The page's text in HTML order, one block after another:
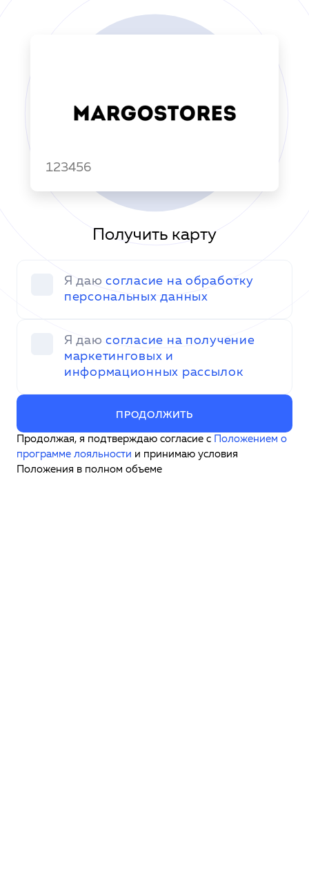
123456
Получить карту
Я даюсогласие на обработку
персональных данных
Я даюсогласие на получение
маркетинговых и
информационных рассылок
ПРОДОЛЖИТЬ
Продолжая, я подтверждаю согласие с
Положением о
программе лояльности и принимаю условия
Положения в полном объеме